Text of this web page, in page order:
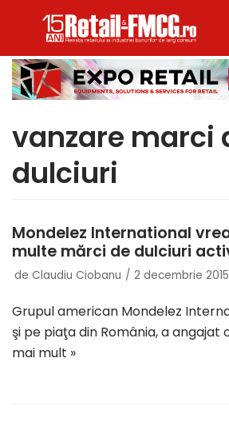
la
conținut
vanzare marci
dulciuri
Mondelez International
multe mărci de dulciuri
de Claudiu Ciobanu 2 decembrie 2015
Grupul american Mondelez
şi pe piaţa din România, a angajat
mai mult »